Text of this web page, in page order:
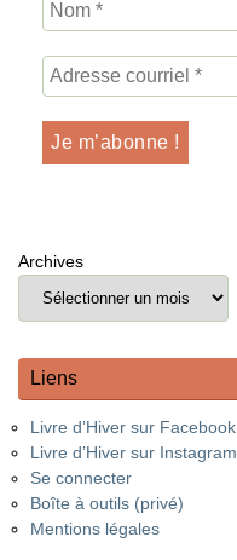
Archives
Liens
Livre d’Hiver sur Facebook
Livre d’Hiver sur Instagram
Se connecter
Boîte à outils (privé)
Mentions légales